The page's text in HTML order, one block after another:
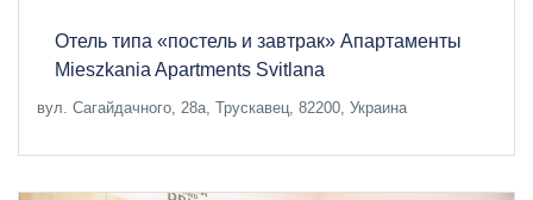
Отель типа «постель и завтрак» Апартаменты
Mieszkania Apartments Svitlana
вул. Сагайдачного, 28а, Трускавец, 82200, Украина